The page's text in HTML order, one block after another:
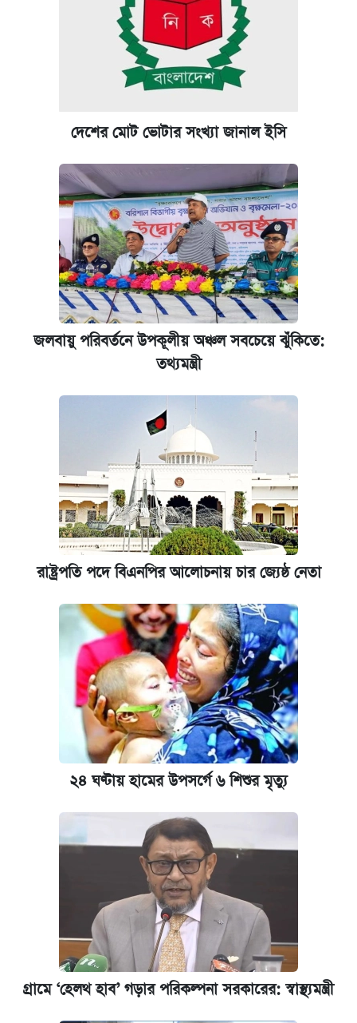
রাষ্ট্রবিরোধী কর্মকাণ্ড: ঢাবির কয়েকজন শিক্ষকের
কেমব্রিজ বিশ্ববিদ্যালয়ের এমবিএ স্কলারশিপে
প্রতিষ্ঠান প্রধানদের ভাইভা শুরুর নির্দেশ শিক্ষামন্ত্রীর
দেশের মোট ভোটার সংখ্যা জানাল ইসি
জলবায়ু পরিবর্তনে উপকূলীয় অঞ্চল সবচেয়ে ঝুঁকিতে:
তথ্যমন্ত্রী
রাষ্ট্রপতি পদে বিএনপির আলোচনায় চার জ্যেষ্ঠ নেতা
২৪ ঘণ্টায় হামের উপসর্গে ৬ শিশুর মৃত্যু
গ্রামে ‘হেলথ হাব’ গড়ার পরিকল্পনা সরকারের: স্বাস্থ্যমন্ত্রী